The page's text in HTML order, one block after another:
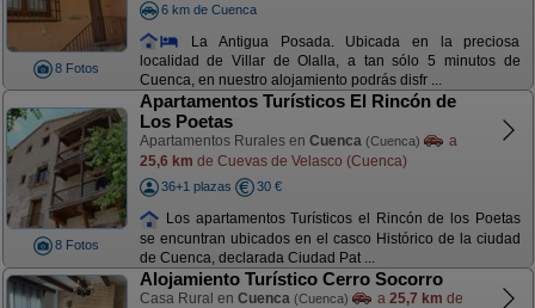
8 Fotos
6 km de Cuenca
La Antigua Posada. Ubicada en la preciosa
localidad de Villar de Olalla, a tan sólo 5 minutos de
Cuenca, en nuestro alojamiento podrás disfr ...
8 Fotos
Apartamentos Turísticos El Rincón de
Los Poetas
Apartamentos Rurales en Cuenca (Cuenca)
a
25,6 km de Cuevas de Velasco (Cuenca)
36+1 plazas 30 €
Los apartamentos Turísticos el Rincón de los Poetas
se encuntran ubicados en el casco Histórico de la ciudad
de Cuenca, declarada Ciudad Pat ...
Alojamiento Turístico Cerro Socorro
Casa Rural en Cuenca (Cuenca) a 25,7 km de